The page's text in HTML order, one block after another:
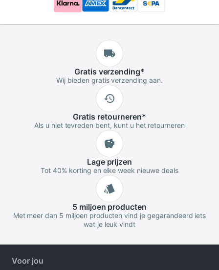
Gratis verzending*
Wij bieden gratis verzending aan.
Gratis retourneren*
Als u niet tevreden bent, kunt u het retourneren
Lageprijzen
Tot 40% korting en elke week nieuwe deals
5 miljoen producten
Met meer dan 5 miljoen producten vind je gegarandeerd iets
wat je leuk vindt
Voor jou